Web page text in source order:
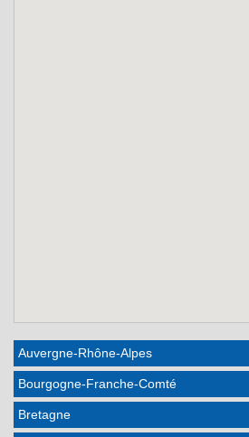
Auvergne-Rhône-Alpes
Bourgogne-Franche-Comté
Bretagne